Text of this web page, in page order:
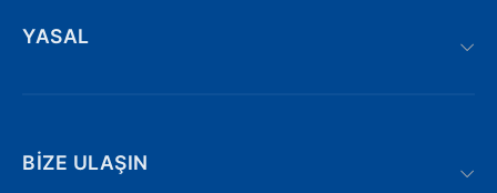
YASAL
BIZE ULAŞIN